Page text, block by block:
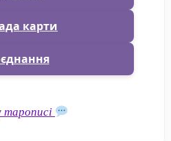
карти
тарописі